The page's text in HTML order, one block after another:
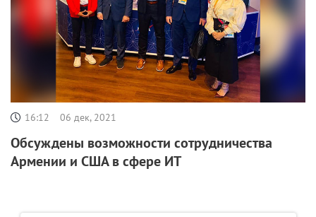
16:12 06 дек, 2021
Обсуждены возможности сотрудничества
Армении и США в сфере ИТ